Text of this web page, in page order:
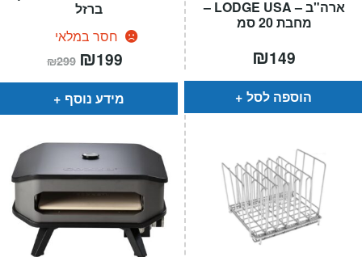
ברזל
חסר במלאי
₪299 המחיר
המקורי
היה:
₪299.
₪199
הוא:
מידע נוסף
ארה"ב – LODGE USA –
מחבת 20 סמ
₪149
הוספה לסל